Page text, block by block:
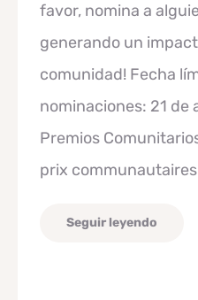
favor, nomina a
generando un
comunidad! Fecha
nominaciones: 21 de
Premios
prix
Seguir leyendo